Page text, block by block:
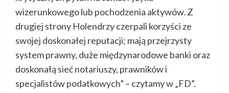
wizerunkowego lub pochodzenia aktywów. Z
drugiej strony Holendrzy czerpali korzyści ze
swojej doskonałej reputacji; mają przejrzysty
system prawny, duże międzynarodowe banki oraz
doskonałą sieć notariuszy, prawników i
specjalistów podatkowych” – czytamy w „FD”.